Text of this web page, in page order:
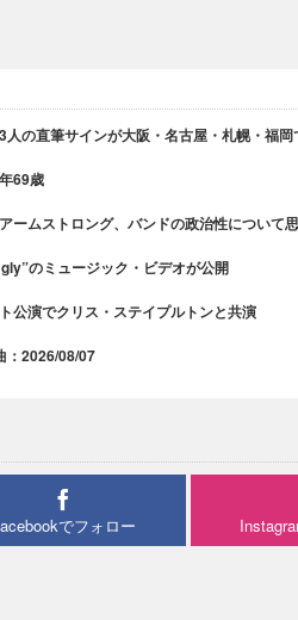
人の直筆サインが大阪・名古屋・札幌・福
69歳
ームストロング、バンドの政治性について
のミュージック・ビデオが公開
公演でクリス・ステイプルトンと共演
：2026/08/07
でフォロー